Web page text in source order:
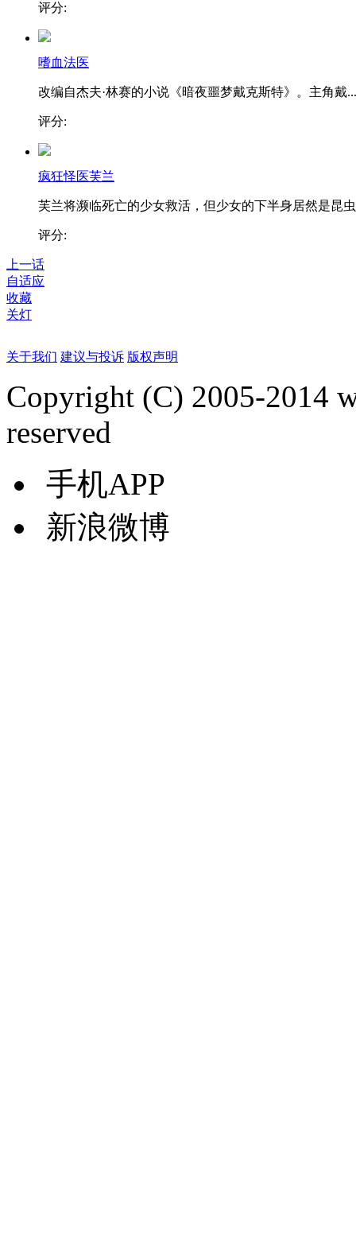
评分:
嗜血法医
改编自杰夫·林赛的小说《暗夜噩梦戴克斯特》。主角戴...
评分:
疯狂怪医芙兰
芙兰将濒临死亡的少女救活，但少女的下半身居然是昆
评分:
上一话
自适应
收藏
关灯
关于我们 建议与投诉 版权声明
Copyright (C) 2005-2014
reserved
手机APP
新浪微博